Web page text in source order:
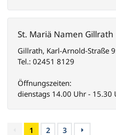
St. Mariä Namen Gillrath
Gillrath, Karl-Arnold-Straße
Tel.: 02451 8129
Öffnungszeiten:
dienstags 14.00 Uhr - 15.30
1 2 3